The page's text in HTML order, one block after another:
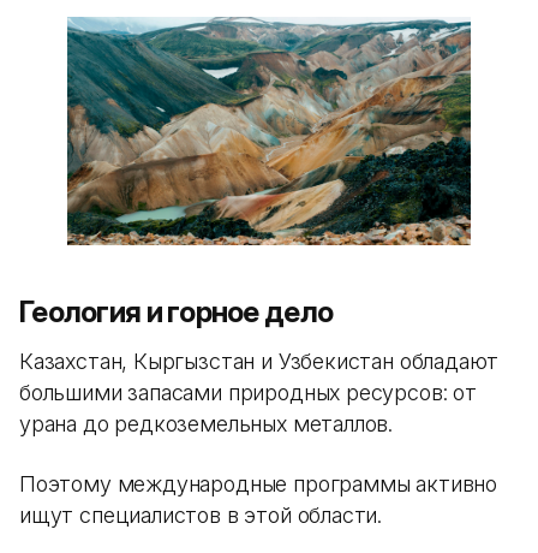
Геология и горное дело
Казахстан, Кыргызстан и Узбекистан обладают
большими запасами природных ресурсов: от
урана до редкоземельных металлов.
Поэтому международные программы активно
ищут специалистов в этой области.